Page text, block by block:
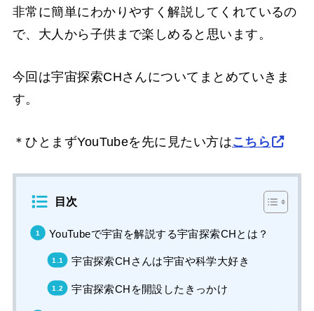
非常に簡単にわかりやすく解説してくれているの
で、大人から子供まで楽しめると思います。
今回は宇宙探索CHさんについてまとめていきま
す。
＊ひとまずYouTubeを先に見たい方はこちら
目次
YouTubeで宇宙を解説する宇宙探索CHとは？
宇宙探索CHさんは宇宙や科学大好き
宇宙探索CHを開設したきっかけ